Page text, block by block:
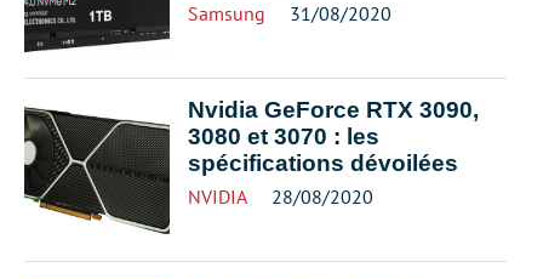
Samsung 31/08/2020
Nvidia GeForce RTX 3090,
3080 et 3070 : les
spécifications dévoilées
NVIDIA 28/08/2020